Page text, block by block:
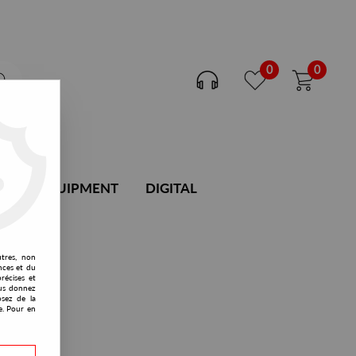
0 0
DJ EQUIPMENT DIGITAL
non
et du
et
donnez
de la
Pour en